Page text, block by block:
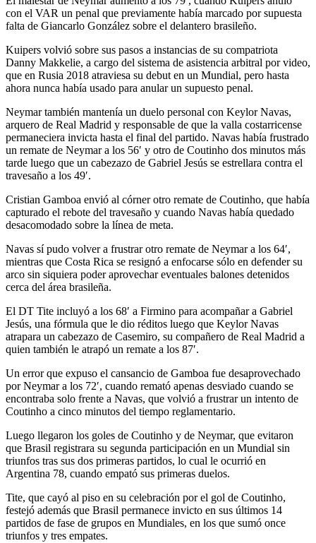
con el VAR un penal que previamente había marcado por supuesta
falta de Giancarlo González sobre el delantero brasileño.
Kuipers volvió sobre sus pasos a instancias de su compatriota
Danny Makkelie, a cargo del sistema de asistencia arbitral por video,
que en Rusia 2018 atraviesa su debut en un Mundial, pero hasta
ahora nunca había usado para anular un supuesto penal.
Neymar también mantenía un duelo personal con Keylor Navas,
arquero de Real Madrid y responsable de que la valla costarricense
permaneciera invicta hasta el final del partido. Navas había frustrado
un remate de Neymar a los 56′ y otro de Coutinho dos minutos más
tarde luego que un cabezazo de Gabriel Jesús se estrellara contra el
travesaño a los 49′.
Cristian Gamboa envió al córner otro remate de Coutinho, que había
capturado el rebote del travesaño y cuando Navas había quedado
desacomodado sobre la línea de meta.
Navas sí pudo volver a frustrar otro remate de Neymar a los 64′,
mientras que Costa Rica se resignó a enfocarse sólo en defender su
arco sin siquiera poder aprovechar eventuales balones detenidos
cerca del área brasileña.
El DT Tite incluyó a los 68′ a Firmino para acompañar a Gabriel
Jesús, una fórmula que le dio réditos luego que Keylor Navas
atrapara un cabezazo de Casemiro, su compañero de Real Madrid a
quien también le atrapó un remate a los 87′.
Un error que expuso el cansancio de Gamboa fue desaprovechado
por Neymar a los 72′, cuando remató apenas desviado cuando se
encontraba solo frente a Navas, que volvió a frustrar un intento de
Coutinho a cinco minutos del tiempo reglamentario.
Luego llegaron los goles de Coutinho y de Neymar, que evitaron
que Brasil registrara su segunda participación en un Mundial sin
triunfos tras sus dos primeras partidos, lo cual le ocurrió en
Argentina 78, cuando empató sus primeras duelos.
Tite, que cayó al piso en su celebración por el gol de Coutinho,
festejó además que Brasil permanece invicto en sus últimos 14
partidos de fase de grupos en Mundiales, en los que sumó once
triunfos y tres empates.